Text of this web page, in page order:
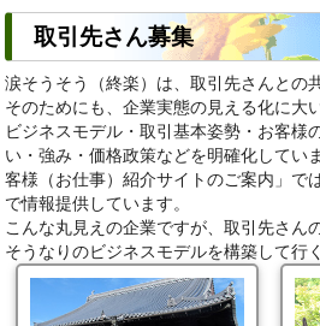
取引先さん募集
涙そうそう（終楽）は、取引先さんとの
そのためにも、企業実態の見える化に大
ビジネスモデル・取引基本姿勢・お客様
い・強み・価格政策などを明確化してい
客様（お仕事）紹介サイトのご案内」で
で情報提供しています。
こんな丸見えの企業ですが、取引先さん
そうなりのビジネスモデルを構築して行